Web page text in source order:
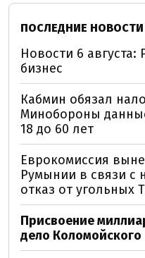
ПОСЛЕДНИЕ НОВОСТИ
Новости 6 августа:
бизнес
Кабмин обязал
Минобороны
18 до 60 лет
Еврокомиссия
Румынии в связи с
отказ от угольных
Присвоение
дело Коломойского